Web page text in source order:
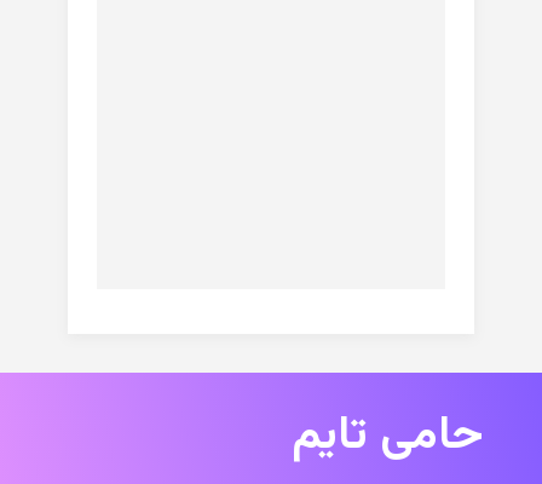
حامی تایم